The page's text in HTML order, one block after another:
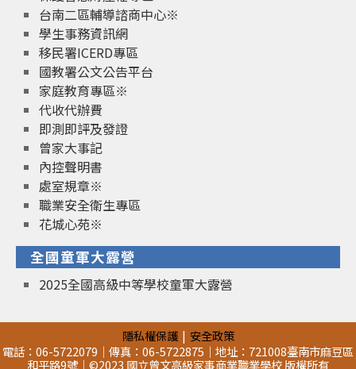
台南二區輔導諮商中心※
學生事務資訊網
移民署ICERD專區
國教署公文公告平台
家庭教育專區※
代收代辦費
即測即評及發證
曾家大事記
內控聲明書
處室規章※
職業安全衛生專區
花城心苑※
全國童軍大露營
2025全國高級中等學校童軍大露營
隱私權保護
安全政策
電話：06-5722079｜傳真：06-5722875｜地址：721008臺南市麻豆區
和平路9號｜©2023 國立曾文高級家事商業職業學校 版權所有